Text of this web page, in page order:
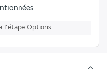
l’étape Options.